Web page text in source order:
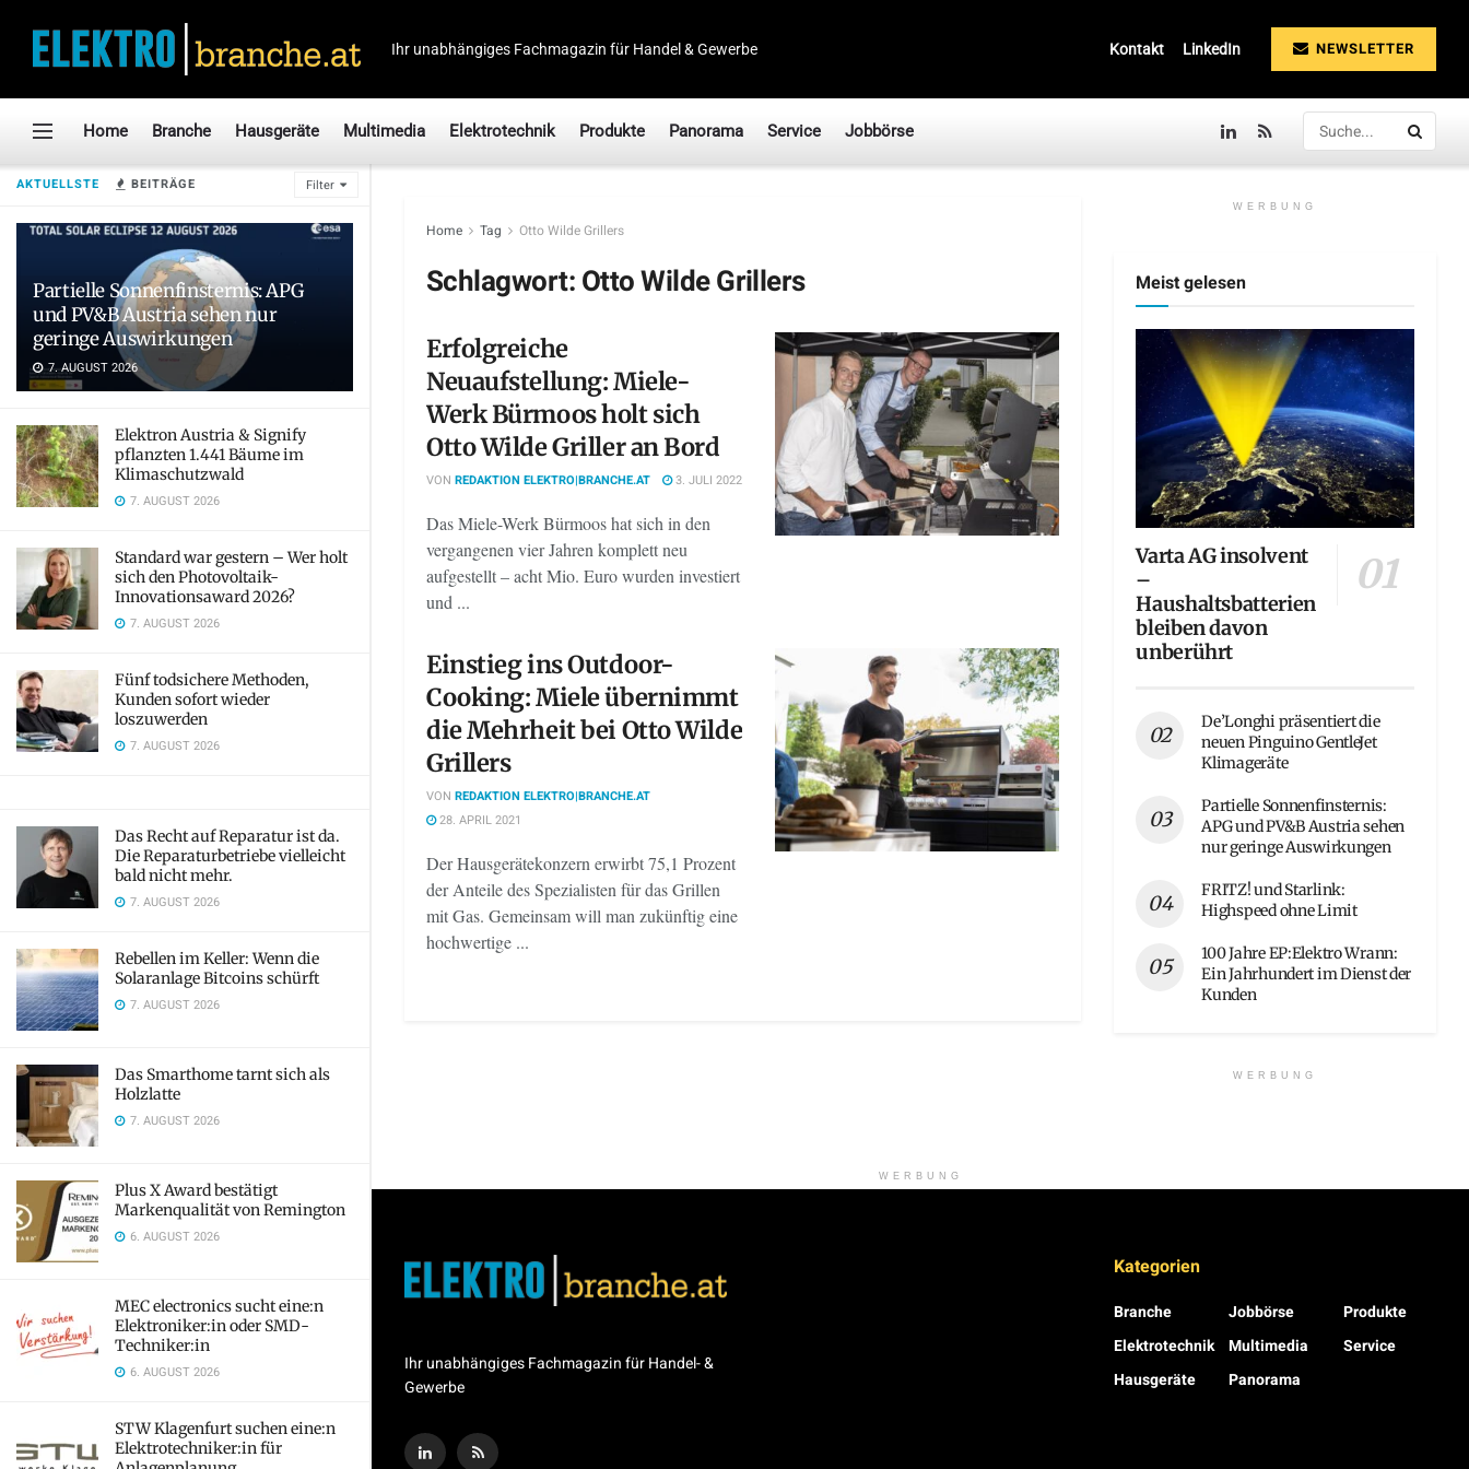
AKTUELLSTE BEITRÄGE Filter
Partielle Sonnenfinsternis: APG
und PV&B Austria sehen nur
geringe Auswirkungen
7. AUGUST 2026
Elektron Austria & Signify
pflanzten 1.441 Bäume im
Klimaschutzwald
7. AUGUST 2026
Standard war gestern – Wer holt
sich den Photovoltaik-
Innovationsaward 2026?
7. AUGUST 2026
Fünf todsichere Methoden,
Kunden sofort wieder
loszuwerden
7. AUGUST 2026
Das Recht auf Reparatur ist da.
Die Reparaturbetriebe vielleicht
bald nicht mehr.
7. AUGUST 2026
Rebellen im Keller: Wenn die
Solaranlage Bitcoins schürft
7. AUGUST 2026
Das Smarthome tarnt sich als
Holzlatte
7. AUGUST 2026
Plus X Award bestätigt
Markenqualität von Remington
6. AUGUST 2026
MEC electronics sucht eine:n
Elektroniker:in oder SMD-
Techniker:in
6. AUGUST 2026
STW Klagenfurt suchen eine:n
Elektrotechniker:in für
Ihr unabhängiges Fachmagazin für Handel & Gewerbe Kontakt LinkedIn NEWSLETTER
Home Branche Hausgeräte Multimedia Elektrotechnik Produkte Panorama Service Jobbörse
Home Tag Otto Wilde Grillers
Schlagwort:Otto Wilde Grillers
Erfolgreiche
Neuaufstellung: Miele-
Werk Bürmoos holt sich
Otto Wilde Griller an Bord
VON REDAKTION ELEKTRO|BRANCHE.AT 3. JULI 2022
Das Miele-Werk Bürmoos hat sich in den
vergangenen vier Jahren komplett neu
aufgestellt – acht Mio. Euro wurden investiert
und ...
Einstieg ins Outdoor-
Cooking: Miele übernimmt
die Mehrheit bei Otto Wilde
Grillers
VON REDAKTION ELEKTRO|BRANCHE.AT
28. APRIL 2021
Der Hausgerätekonzern erwirbt 75,1 Prozent
der Anteile des Spezialisten für das Grillen
mit Gas. Gemeinsam will man zukünftig eine
hochwertige ...
WERBUNG
Meist gelesen
Varta AG insolvent
–
Haushaltsbatterien
bleiben davon
unberührt
De’Longhi präsentiert die
neuen Pinguino GentleJet
Klimageräte
Partielle Sonnenfinsternis:
APG und PV&B Austria sehen
nur geringe Auswirkungen
FRITZ! und Starlink:
Highspeed ohne Limit
100 Jahre EP:Elektro Wrann:
Ein Jahrhundert im Dienst der
Kunden
WERBUNG
WERBUNG
Ihr unabhängiges Fachmagazin für Handel- &
Gewerbe
Kategorien
Branche
Elektrotechnik
Hausgeräte
Jobbörse
Multimedia
Panorama
Produkte
Service